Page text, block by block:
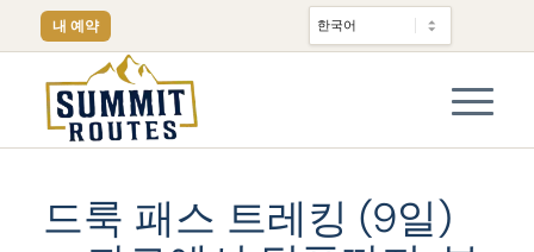
내 예약
드룩 패스 트레킹 (9일)